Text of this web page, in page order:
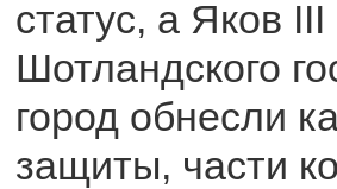
статус, а Яков
Шотландского
город обнесли
защиты, части